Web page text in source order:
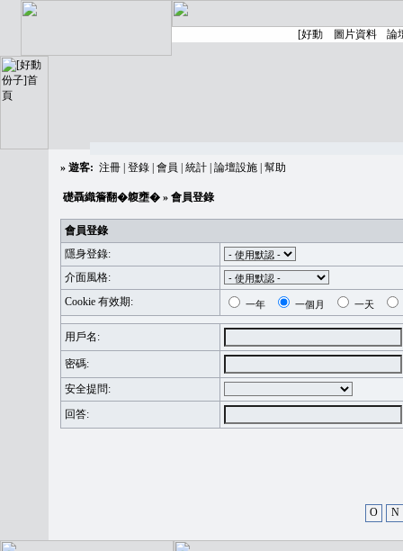
» 遊客: 注冊 登錄 會員 統計 論壇設施 幫助
礎聶織簷翻�䪖壅� » 會員登錄
會員登錄
隱身登錄:
介面風格:
Cookie 有效期:
一年 一個月 一天
用戶名:
密碼:
安全提問:
回答:
O N